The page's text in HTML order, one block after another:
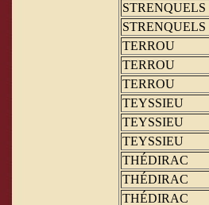
STRENQUELS
STRENQUELS
TERROU
TERROU
TERROU
TEYSSIEU
TEYSSIEU
TEYSSIEU
THÉDIRAC
THÉDIRAC
THÉDIRAC